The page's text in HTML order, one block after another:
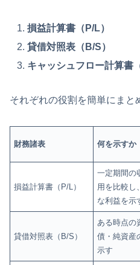
損益計算書（P/L）
貸借対照表（B/S）
キャッシュフロー計算書
それぞれの役割を簡単にまと
財務諸表 何を示すか
損益計算書（P/L）
一定期間の
用を比較し
な利益を示
貸借対照表（B/S）
ある時点の
債・純資産
示す